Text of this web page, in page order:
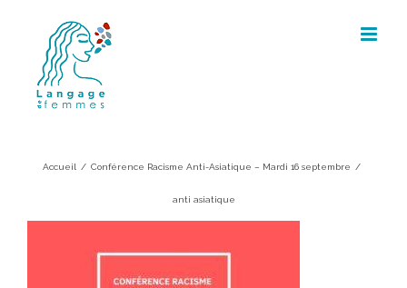
content
Accueil / Conférence Racisme Anti-Asiatique – Mardi 16 septembre /
anti asiatique